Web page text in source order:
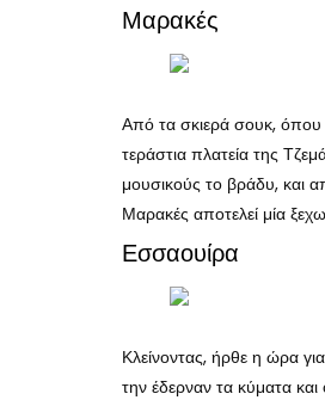
Μαρακές
Από τα σκιερά σουκ, όπου
τεράστια πλατεία της
μουσικούς το βράδυ, και
Μαρακές αποτελεί μία
Εσσαουίρα
Κλείνοντας, ήρθε η ώρα
την έδερναν τα κύματα